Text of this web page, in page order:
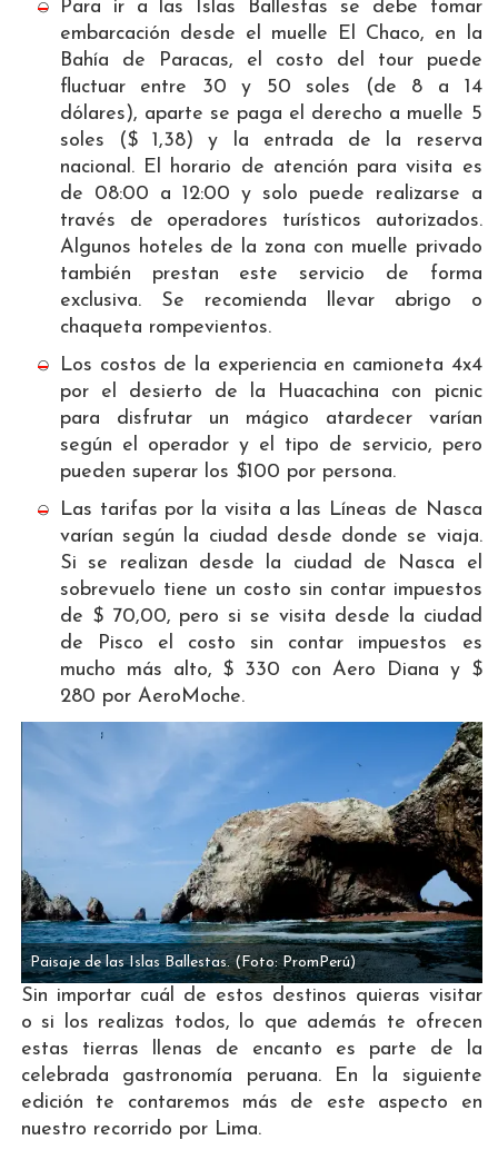
Para ir a las Islas Ballestas se debe tomar
embarcación desde el muelle El Chaco, en la
Bahía de Paracas, el costo del tour puede
fluctuar entre 30 y 50 soles (de 8 a 14
dólares), aparte se paga el derecho a muelle 5
soles ($ 1,38) y la entrada de la reserva
nacional. El horario de atención para visita es
de 08:00 a 12:00 y solo puede realizarse a
través de operadores turísticos autorizados.
Algunos hoteles de la zona con muelle privado
también prestan este servicio de forma
exclusiva. Se recomienda llevar abrigo o
chaqueta rompevientos.
Los costos de la experiencia en camioneta 4x4
por el desierto de la Huacachina con picnic
para disfrutar un mágico atardecer varían
según el operador y el tipo de servicio, pero
pueden superar los $100 por persona.
Las tarifas por la visita a las Líneas de Nasca
varían según la ciudad desde donde se viaja.
Si se realizan desde la ciudad de Nasca el
sobrevuelo tiene un costo sin contar impuestos
de $ 70,00, pero si se visita desde la ciudad
de Pisco el costo sin contar impuestos es
mucho más alto, $ 330 con Aero Diana y $
280 por AeroMoche.
Paisaje de las Islas Ballestas. (Foto: PromPerú)
Sin importar cuál de estos destinos quieras visitar
o si los realizas todos, lo que además te ofrecen
estas tierras llenas de encanto es parte de la
celebrada gastronomía peruana. En la siguiente
edición te contaremos más de este aspecto en
nuestro recorrido por Lima.